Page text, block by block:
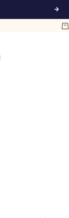
Next